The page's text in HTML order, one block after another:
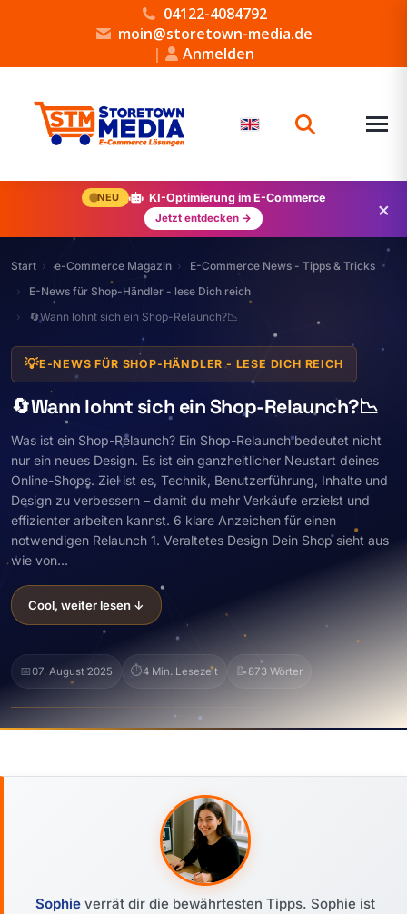
04122-4084792
moin@storetown-media.de
|
Anmelden
NEU KI-Optimierung im E-Commerce
Jetzt entdecken → ×
Start e-Commerce Magazin
E-Commerce News - Tipps & Tricks
E-News für Shop-Händler - lese Dich reich
🔄Wann lohnt sich ein Shop-Relaunch?📉
💡E-NEWS FÜR SHOP-HÄNDLER - LESE DICH REICH
🔄Wann lohnt sich ein Shop-Relaunch?📉
Was ist ein Shop-Relaunch? Ein Shop-Relaunch bedeutet nicht
nur ein neues Design. Es ist ein ganzheitlicher Neustart deines
Online-Shops. Ziel ist es, Technik, Benutzerführung, Inhalte und
Design zu verbessern – damit du mehr Verkäufe erzielst und
effizienter arbeiten kannst. 6 klare Anzeichen für einen
notwendigen Relaunch 1. Veraltetes Design Dein Shop sieht aus
wie von...
Cool, weiter lesen ↓
📅07. August 2025 ⏱️4 Min. Lesezeit 📝873 Wörter
Sophie verrät dir die bewährtesten Tipps. Sophie ist